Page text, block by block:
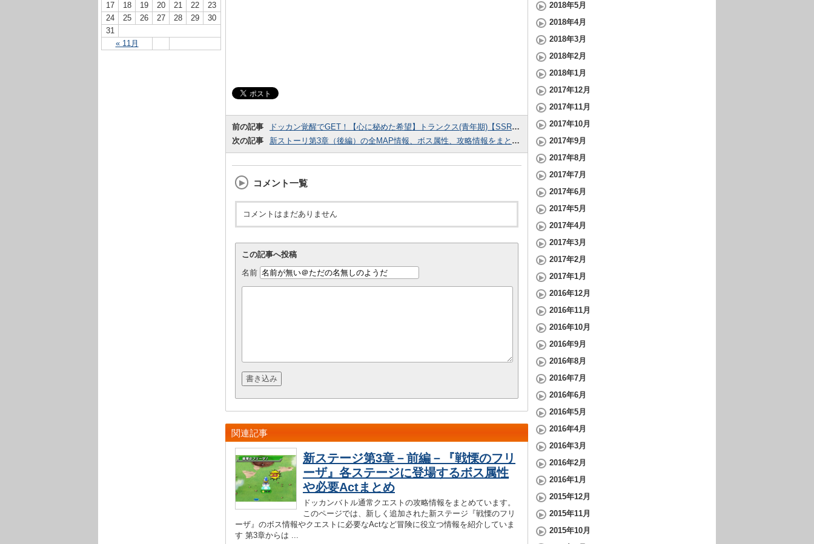
« 11月
17
18 19 20 21 22
23
24
25 26 27 28 29
30
31
前の記事
ドッカン覚醒でGET！【心に秘めた希望】トランクス(青年期)【SSR】のZ覚醒後、LV最大ステータスが判明しました！
次の記事
新ストーリ第3章（後編）の全MAP情報、ボス属性、攻略情報をまとめました！
コメント一覧
コメントはまだありません
この記事へ投稿
名前
関連記事
新ステージ第3章－前編－『戦慄のフリ
ーザ』各ステージに登場するボス属性
や必要Actまとめ
ドッカンバトル通常クエストの攻略情報をまとめています。
このページでは、新しく追加された新ステージ『戦慄のフリ
ーザ』のボス情報やクエストに必要なActなど冒険に役立つ情報を紹介していま
す 第3章からは ...
2018年5月
2018年4月
2018年3月
2018年2月
2018年1月
2017年12月
2017年11月
2017年10月
2017年9月
2017年8月
2017年7月
2017年6月
2017年5月
2017年4月
2017年3月
2017年2月
2017年1月
2016年12月
2016年11月
2016年10月
2016年9月
2016年8月
2016年7月
2016年6月
2016年5月
2016年4月
2016年3月
2016年2月
2016年1月
2015年12月
2015年11月
2015年10月